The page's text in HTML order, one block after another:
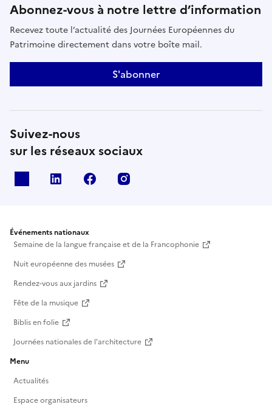
Abonnez-vous à notre lettre d’information
Recevez toute l’actualité des Journées Européennes du
Patrimoine directement dans votre boîte mail.
S'abonner
Suivez-nous
sur les réseaux sociaux
Linkedin Facebook
Événements nationaux
Semaine de la langue française et de la Francophonie
Nuit européenne des musées
Rendez-vous aux jardins
Fête de la musique
Biblis en folie
Journées nationales de l'architecture
Menu
Actualités
Espace organisateurs